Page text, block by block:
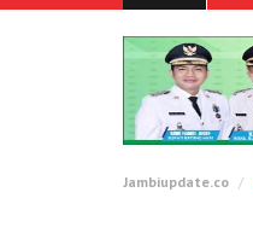
Jambiupdate.co